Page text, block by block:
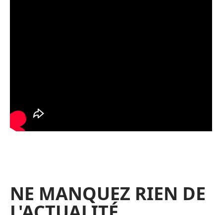
NE MANQUEZ RIEN DE